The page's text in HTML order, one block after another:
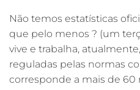
Não temos estatísticas
que pelo menos ? (um
vive e trabalha,
reguladas pelas normas
corresponde a mais de 60